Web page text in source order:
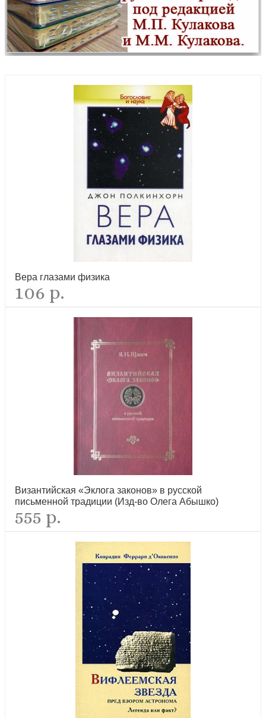
Сборник канонов ко Господу, Пресвятой Богородице, в честь
двунадесятых праздников и святых
новинка
О Таинствах Единой, Святой, Соборной и Апостольской Церкви
Святые источники Дивеевской земли Путеводитель. История.
Исповедь (Синопсисъ)
Книга наставлений и молитв
Вера глазами физика
106 р.
Византийская «Эклога законов» в русской
письменной традиции (Изд-во Олега Абышко)
555 р.